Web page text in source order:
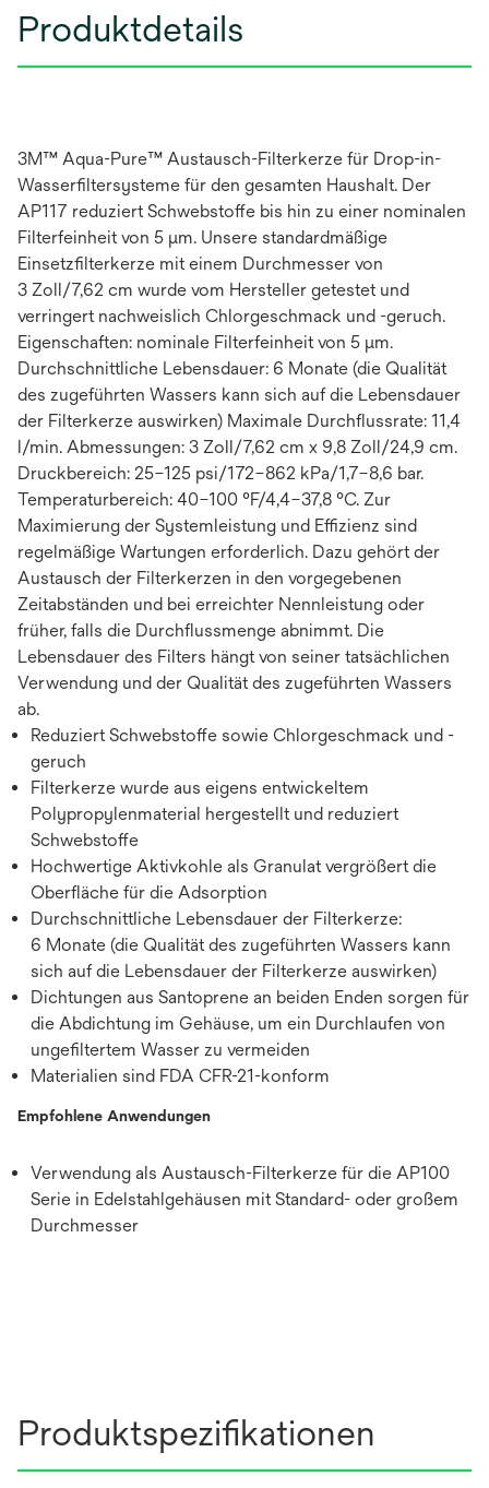
Produktdetails
3M™ Aqua-Pure™ Austausch-Filterkerze für Drop-in-
Wasserfiltersysteme für den gesamten Haushalt. Der
AP117 reduziert Schwebstoffe bis hin zu einer nominalen
Filterfeinheit von 5 μm. Unsere standardmäßige
Einsetzfilterkerze mit einem Durchmesser von
3 Zoll/7,62 cm wurde vom Hersteller getestet und
verringert nachweislich Chlorgeschmack und -geruch.
Eigenschaften: nominale Filterfeinheit von 5 μm.
Durchschnittliche Lebensdauer: 6 Monate (die Qualität
des zugeführten Wassers kann sich auf die Lebensdauer
der Filterkerze auswirken) Maximale Durchflussrate: 11,4
l/min. Abmessungen: 3 Zoll/7,62 cm x 9,8 Zoll/24,9 cm.
Druckbereich: 25–125 psi/172–862 kPa/1,7–8,6 bar.
Temperaturbereich: 40–100 °F/4,4–37,8 °C. Zur
Maximierung der Systemleistung und Effizienz sind
regelmäßige Wartungen erforderlich. Dazu gehört der
Austausch der Filterkerzen in den vorgegebenen
Zeitabständen und bei erreichter Nennleistung oder
früher, falls die Durchflussmenge abnimmt. Die
Lebensdauer des Filters hängt von seiner tatsächlichen
Verwendung und der Qualität des zugeführten Wassers
ab.
Reduziert Schwebstoffe sowie Chlorgeschmack und -
geruch
Filterkerze wurde aus eigens entwickeltem
Polypropylenmaterial hergestellt und reduziert
Schwebstoffe
Hochwertige Aktivkohle als Granulat vergrößert die
Oberfläche für die Adsorption
Durchschnittliche Lebensdauer der Filterkerze:
6 Monate (die Qualität des zugeführten Wassers kann
sich auf die Lebensdauer der Filterkerze auswirken)
Dichtungen aus Santoprene an beiden Enden sorgen für
die Abdichtung im Gehäuse, um ein Durchlaufen von
ungefiltertem Wasser zu vermeiden
Materialien sind FDA CFR-21-konform
Empfohlene Anwendungen
Verwendung als Austausch-Filterkerze für die AP100
Serie in Edelstahlgehäusen mit Standard- oder großem
Durchmesser
Produktspezifikationen